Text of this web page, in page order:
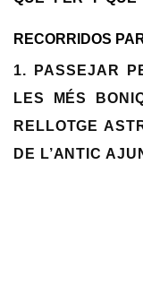
RECORRIDOS
1. PASSEJAR
LES MÉS
RELLOTGE
DE L’ANTIC